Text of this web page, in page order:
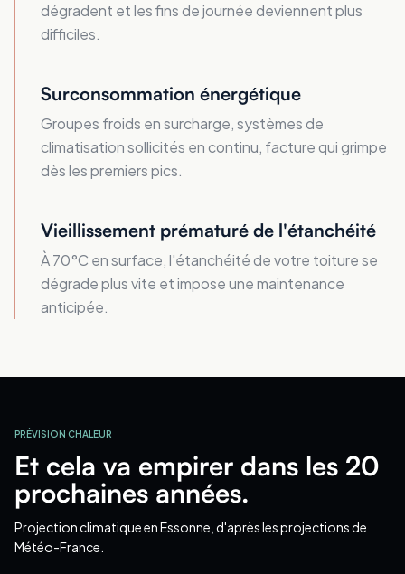
dégradent et les fins de journée deviennent plus
difficiles.
Surconsommation énergétique
Groupes froids en surcharge, systèmes de
climatisation sollicités en continu, facture qui grimpe
dès les premiers pics.
Vieillissement prématuré de l'étanchéité
À 70°C en surface, l'étanchéité de votre toiture se
dégrade plus vite et impose une maintenance
anticipée.
PRÉVISION CHALEUR
Et cela va empirer dans les 20
prochaines années.
Projection climatiqueen Essonne , d'après les projections de
Météo-France.